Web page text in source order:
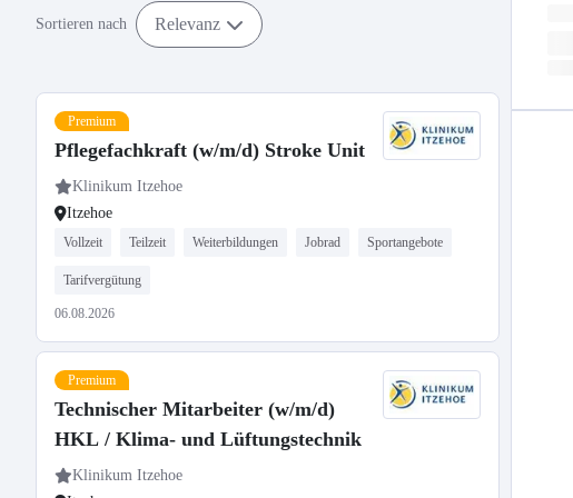
Sortieren nach Relevanz
Premium
Pflegefachkraft (w/m/d) Stroke Unit
Klinikum Itzehoe
Itzehoe
Vollzeit Teilzeit Weiterbildungen Jobrad Sportangebote
Tarifvergütung
06.08.2026
Premium
Technischer Mitarbeiter (w/m/d)
HKL / Klima- und Lüftungstechnik
Klinikum Itzehoe